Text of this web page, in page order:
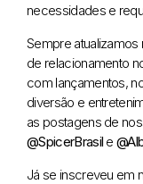
necessidades e
Sempre
de relacionamento
com lançamentos,
diversão e
as postagens de
@SpicerBrasil e
Já se inscreveu em